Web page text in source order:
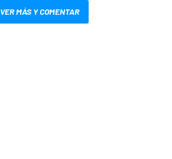
VER MÁS Y COMENTAR